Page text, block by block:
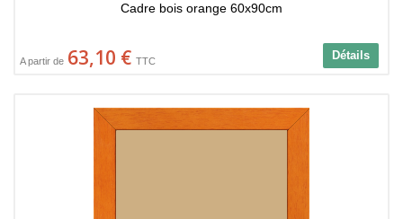
Cadre bois orange 60x90cm
Détails
A partir de 63,10 € TTC